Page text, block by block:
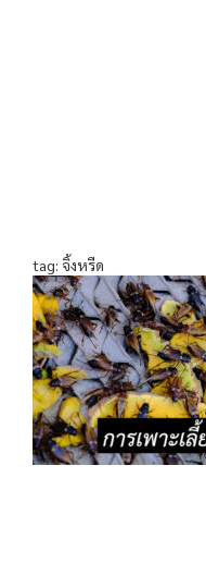
tag: จิ้งหรีด